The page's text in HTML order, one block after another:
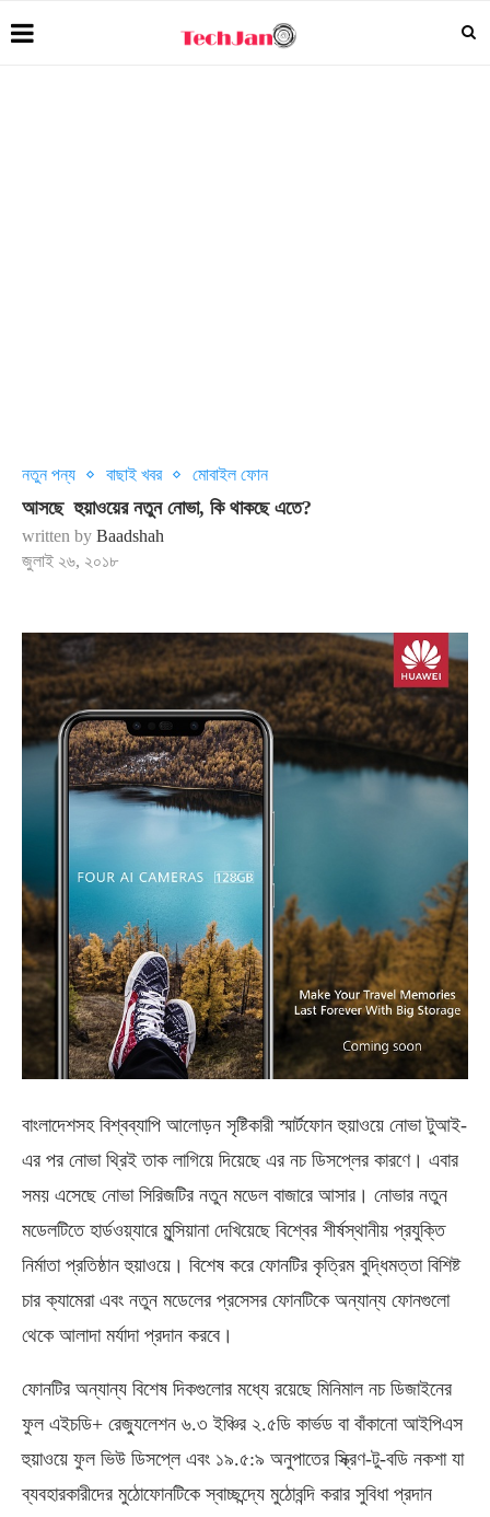
নতুন পন্য বাছাই খবর মোবাইল ফোন
আসছে হুয়াওয়ের নতুন নোভা, কি থাকছে এতে?
written by Baadshah
জুলাই ২৬, ২০১৮
বাংলাদেশসহ বিশ্বব্যাপি আলোড়ন সৃষ্টিকারী স্মার্টফোন হুয়াওয়ে নোভা টুআই-
এর পর নোভা থ্রিই তাক লাগিয়ে দিয়েছে এর নচ ডিসপ্লের কারণে। এবার
সময় এসেছে নোভা সিরিজটির নতুন মডেল বাজারে আসার। নোভার নতুন
মডেলটিতে হার্ডওয়্যারে মুন্সিয়ানা দেখিয়েছে বিশ্বের শীর্ষস্থানীয় প্রযুক্তি
নির্মাতা প্রতিষ্ঠান হুয়াওয়ে। বিশেষ করে ফোনটির কৃত্রিম বুদ্ধিমত্তা বিশিষ্ট
চার ক্যামেরা এবং নতুন মডেলের প্রসেসর ফোনটিকে অন্যান্য ফোনগুলো
থেকে আলাদা মর্যাদা প্রদান করবে।
ফোনটির অন্যান্য বিশেষ দিকগুলোর মধ্যে রয়েছে মিনিমাল নচ ডিজাইনের
ফুল এইচডি+ রেজ্যুলেশন ৬.৩ ইঞ্চির ২.৫ডি কার্ভড বা বাঁকানো আইপিএস
হুয়াওয়ে ফুল ভিউ ডিসপ্লে এবং ১৯.৫:৯ অনুপাতের স্ক্রিণ-টু-বডি নকশা যা
ব্যবহারকারীদের মুঠোফোনটিকে স্বাচ্ছন্দ্যে মুঠোবন্দি করার সুবিধা প্রদান